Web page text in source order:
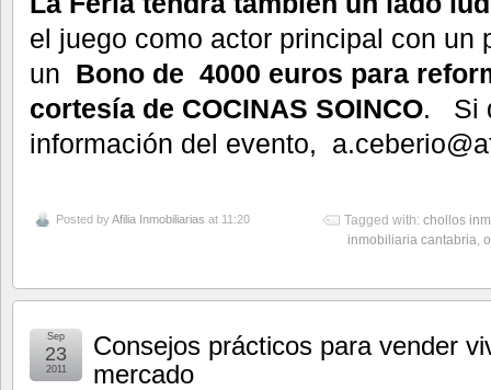
el juego como actor principal con un
un Bono de 4000 euros para
cortesía de COCINAS SOINCO. Si
información del evento,
Posted byAfilia Inmobiliarias at 11:20 Tagged with: chollos
inmobiliaria cantabria,
Consejos prácticos para vender
mercado
Sep
23
2011